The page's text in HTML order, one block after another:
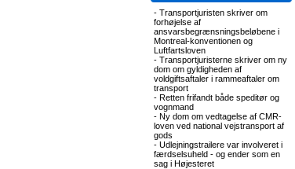
- Transportjuristen skriver om
forhøjelse af
ansvarsbegrænsningsbeløbene i
Montreal-konventionen og
Luftfartsloven
- Transportjuristerne skriver om ny
dom om gyldigheden af
voldgiftsaftaler i rammeaftaler om
transport
- Retten frifandt både speditør og
vognmand
- Ny dom om vedtagelse af CMR-
loven ved national vejstransport af
gods
- Udlejningstrailere var involveret i
færdselsuheld - og ender som en
sag i Højesteret